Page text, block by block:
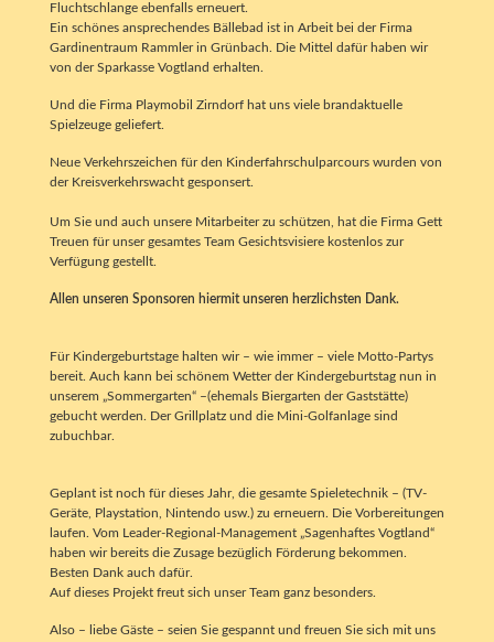
Fluchtschlange ebenfalls erneuert.
Ein schönes ansprechendes Bällebad ist in Arbeit bei der Firma
Gardinentraum Rammler in Grünbach. Die Mittel dafür haben wir
von der Sparkasse Vogtland erhalten.
Und die Firma Playmobil Zirndorf hat uns viele brandaktuelle
Spielzeuge geliefert.
Neue Verkehrszeichen für den Kinderfahrschulparcours wurden von
der Kreisverkehrswacht gesponsert.
Um Sie und auch unsere Mitarbeiter zu schützen, hat die Firma Gett
Treuen für unser gesamtes Team Gesichtsvisiere kostenlos zur
Verfügung gestellt.
Allen unseren Sponsoren hiermit unseren herzlichsten Dank.
Für Kindergeburtstage halten wir – wie immer – viele Motto-Partys
bereit. Auch kann bei schönem Wetter der Kindergeburtstag nun in
unserem „Sommergarten“ –(ehemals Biergarten der Gaststätte)
gebucht werden. Der Grillplatz und die Mini-Golfanlage sind
zubuchbar.
Geplant ist noch für dieses Jahr, die gesamte Spieletechnik – (TV-
Geräte, Playstation, Nintendo usw.) zu erneuern. Die Vorbereitungen
laufen. Vom Leader-Regional-Management „Sagenhaftes Vogtland“
haben wir bereits die Zusage bezüglich Förderung bekommen.
Besten Dank auch dafür.
Auf dieses Projekt freut sich unser Team ganz besonders.
Also – liebe Gäste – seien Sie gespannt und freuen Sie sich mit uns